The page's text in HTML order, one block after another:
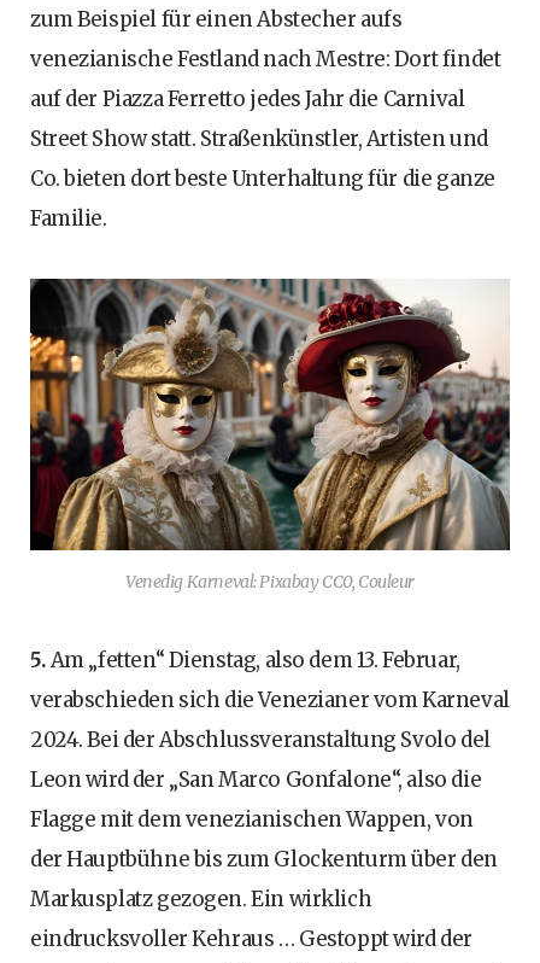
zum Beispiel für einen Abstecher aufs
venezianische Festland nach Mestre: Dort findet
auf der Piazza Ferretto jedes Jahr die Carnival
Street Show statt. Straßenkünstler, Artisten und
Co. bieten dort beste Unterhaltung für die ganze
Familie.
Venedig Karneval: Pixabay CC0, Couleur
5.Am „fetten“ Dienstag, also dem 13. Februar,
verabschieden sich die Venezianer vom Karneval
2024. Bei der Abschlussveranstaltung Svolo del
Leon wird der „San Marco Gonfalone“, also die
Flagge mit dem venezianischen Wappen, von
der Hauptbühne bis zum Glockenturm über den
Markusplatz gezogen. Ein wirklich
eindrucksvoller Kehraus … Gestoppt wird der